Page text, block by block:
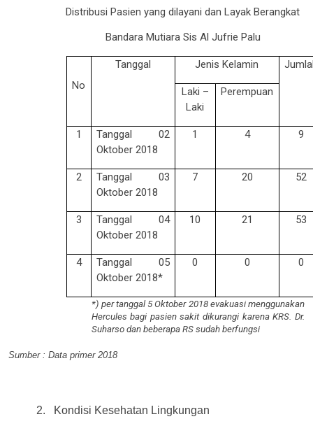
Distribusi Pasien yang dilayani dan Layak Berangkat
Bandara Mutiara Sis Al Jufrie Palu
No
Tanggal Jenis Kelamin
Laki –
Laki
Perempuan
1
Tanggal 02
Oktober 2018
1 4 9
2
Tanggal 03
Oktober 2018
7 20 52
3
Tanggal 04
Oktober 2018
10 21 53
4
Tanggal 05
Oktober 2018*
0 0 0
*) per tanggal 5 Oktober 2018 evakuasi menggunakan
Hercules bagi pasien sakit dikurangi karena KRS. Dr.
Suharso dan beberapa RS sudah berfungsi
Sumber : Data primer 2018
2. Kondisi Kesehatan Lingkungan